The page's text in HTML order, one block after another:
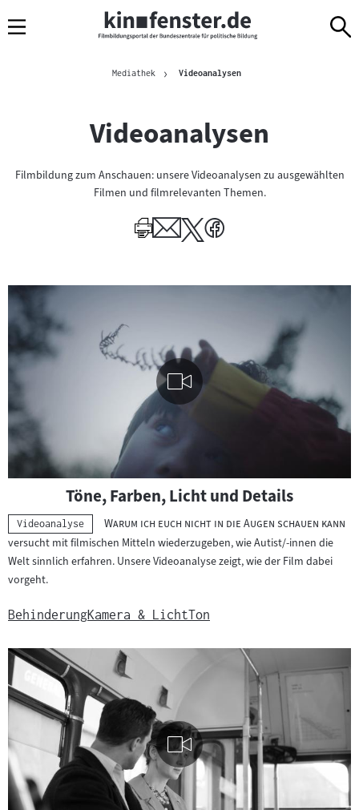
Navigation
zum
zur
Brotkrümelnavigation
Mediathek VideoanalysenAktuelle Seite
Videoanalysen
Filmbildung zum Anschauen: unsere Videoanalysen zu ausgewählten
Filmen und filmrelevanten Themen.
I
n
h
a
o
n
d
e
o
a
a
y
s
n
abspielen
Töne, Farben, Licht und Details
Kategorie:
Videoanalyse "
Warum ich euch nicht in die Augen schauen kann
versucht mit filmischen Mitteln wiederzugeben, wie Autist/-innen die
Welt sinnlich erfahren. Unsere Videoanalyse zeigt, wie der Film dabei
vorgeht.
BehinderungKamera & LichtTon